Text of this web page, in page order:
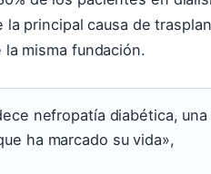
principal causa de
misma fundación.
nefropatía diabética, una
ha marcado su vida»,